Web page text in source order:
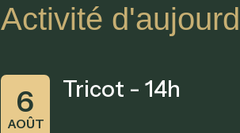
Activité
6
AOÛT
Tricot - 14h